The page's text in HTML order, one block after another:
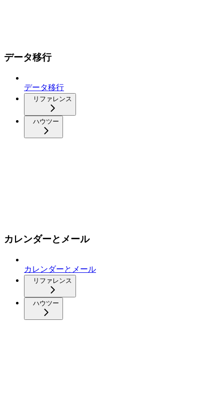
データ移行
データ移行
リファレンス
ハウツー
カレンダーとメール
カレンダーとメール
リファレンス
ハウツー